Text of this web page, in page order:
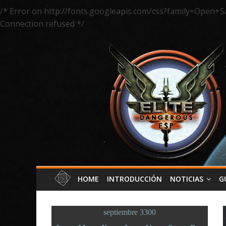
/* Error on http://fonts.googleapis.com/
Connection refused */
HOME INTRODUCCIÓN NOTICIAS
septiembre 3300